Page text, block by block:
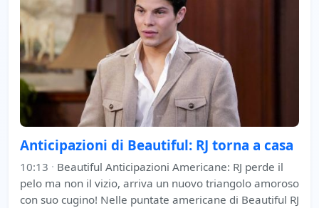
Anticipazioni di Beautiful: RJ torna a casa
10:13 · Beautiful Anticipazioni Americane: RJ perde il
pelo ma non il vizio, arriva un nuovo triangolo amoroso
con suo cugino! Nelle puntate americane di Beautiful RJ